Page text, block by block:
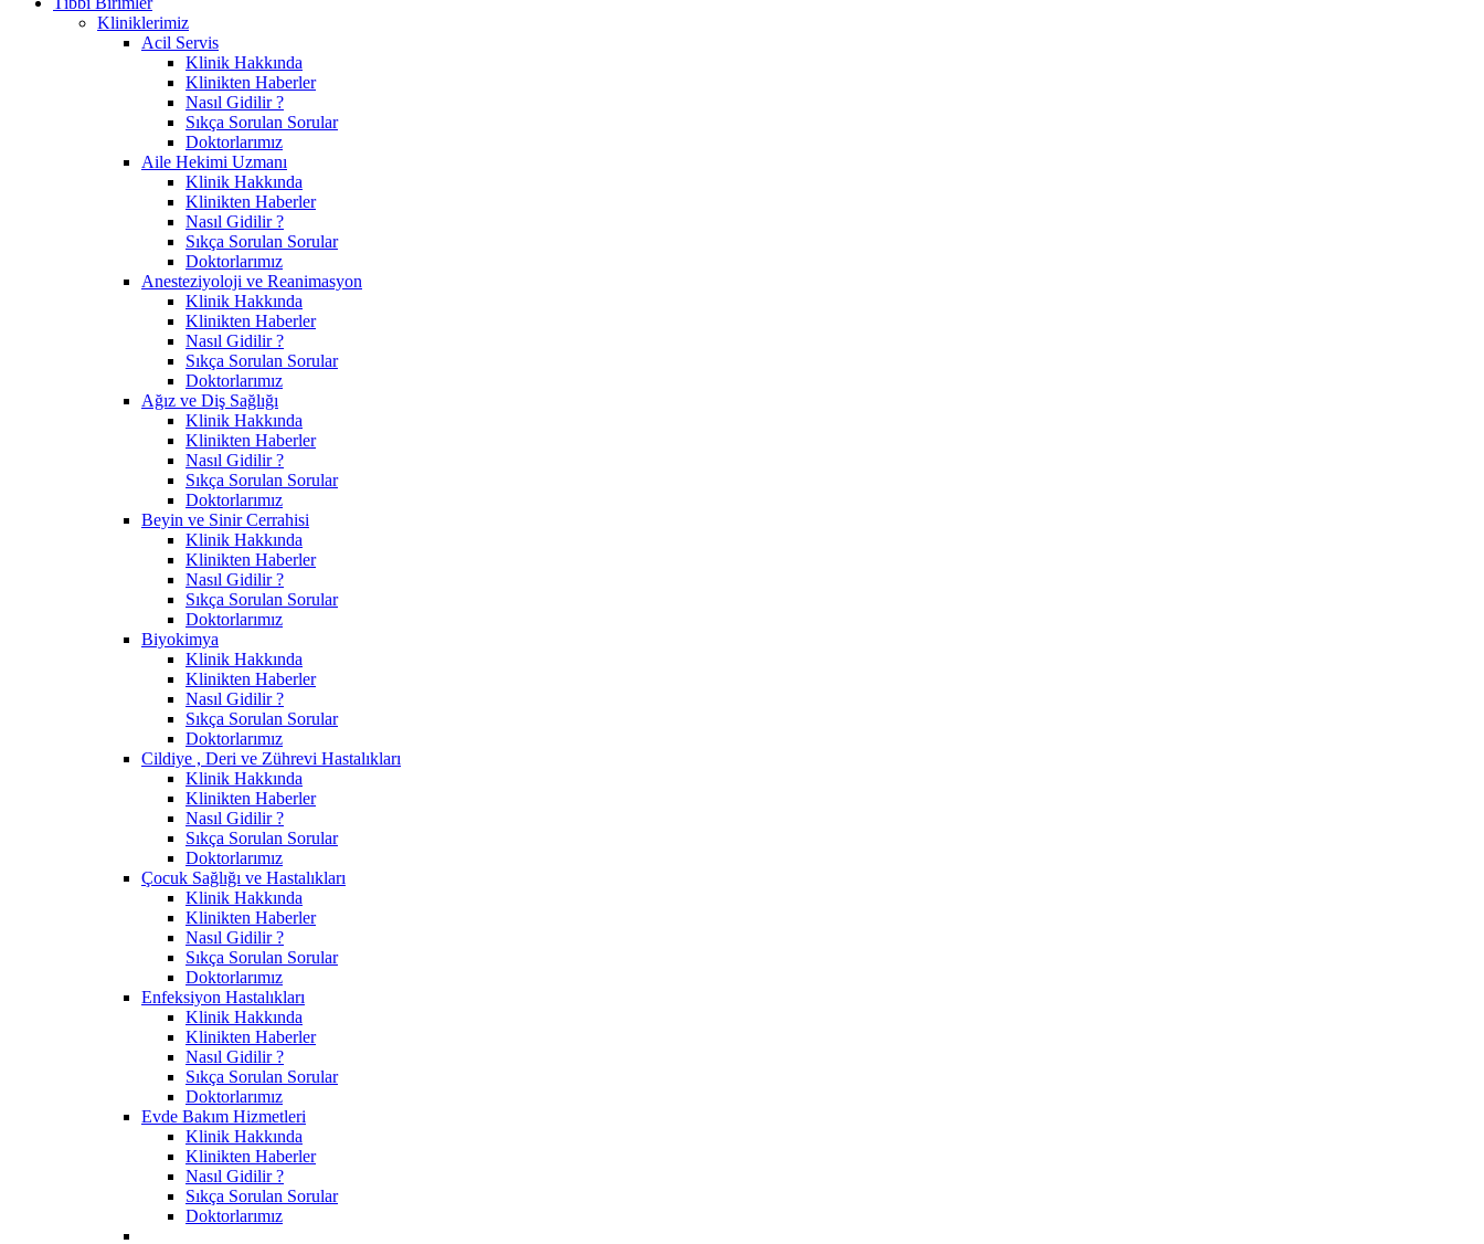
Kliniklerimiz
Acil Servis
Klinik Hakkında
Klinikten Haberler
Nasıl Gidilir ?
Sıkça Sorulan Sorular
Doktorlarımız
Aile Hekimi Uzmanı
Klinik Hakkında
Klinikten Haberler
Nasıl Gidilir ?
Sıkça Sorulan Sorular
Doktorlarımız
Anesteziyoloji ve Reanimasyon
Klinik Hakkında
Klinikten Haberler
Nasıl Gidilir ?
Sıkça Sorulan Sorular
Doktorlarımız
Ağız ve Diş Sağlığı
Klinik Hakkında
Klinikten Haberler
Nasıl Gidilir ?
Sıkça Sorulan Sorular
Doktorlarımız
Beyin ve Sinir Cerrahisi
Klinik Hakkında
Klinikten Haberler
Nasıl Gidilir ?
Sıkça Sorulan Sorular
Doktorlarımız
Biyokimya
Klinik Hakkında
Klinikten Haberler
Nasıl Gidilir ?
Sıkça Sorulan Sorular
Doktorlarımız
Cildiye , Deri ve Zührevi Hastalıkları
Klinik Hakkında
Klinikten Haberler
Nasıl Gidilir ?
Sıkça Sorulan Sorular
Doktorlarımız
Çocuk Sağlığı ve Hastalıkları
Klinik Hakkında
Klinikten Haberler
Nasıl Gidilir ?
Sıkça Sorulan Sorular
Doktorlarımız
Enfeksiyon Hastalıkları
Klinik Hakkında
Klinikten Haberler
Nasıl Gidilir ?
Sıkça Sorulan Sorular
Doktorlarımız
Evde Bakım Hizmetleri
Klinik Hakkında
Klinikten Haberler
Nasıl Gidilir ?
Sıkça Sorulan Sorular
Doktorlarımız